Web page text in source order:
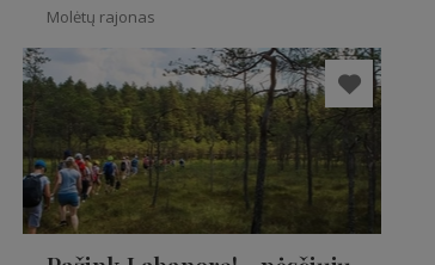
Molėtų rajonas